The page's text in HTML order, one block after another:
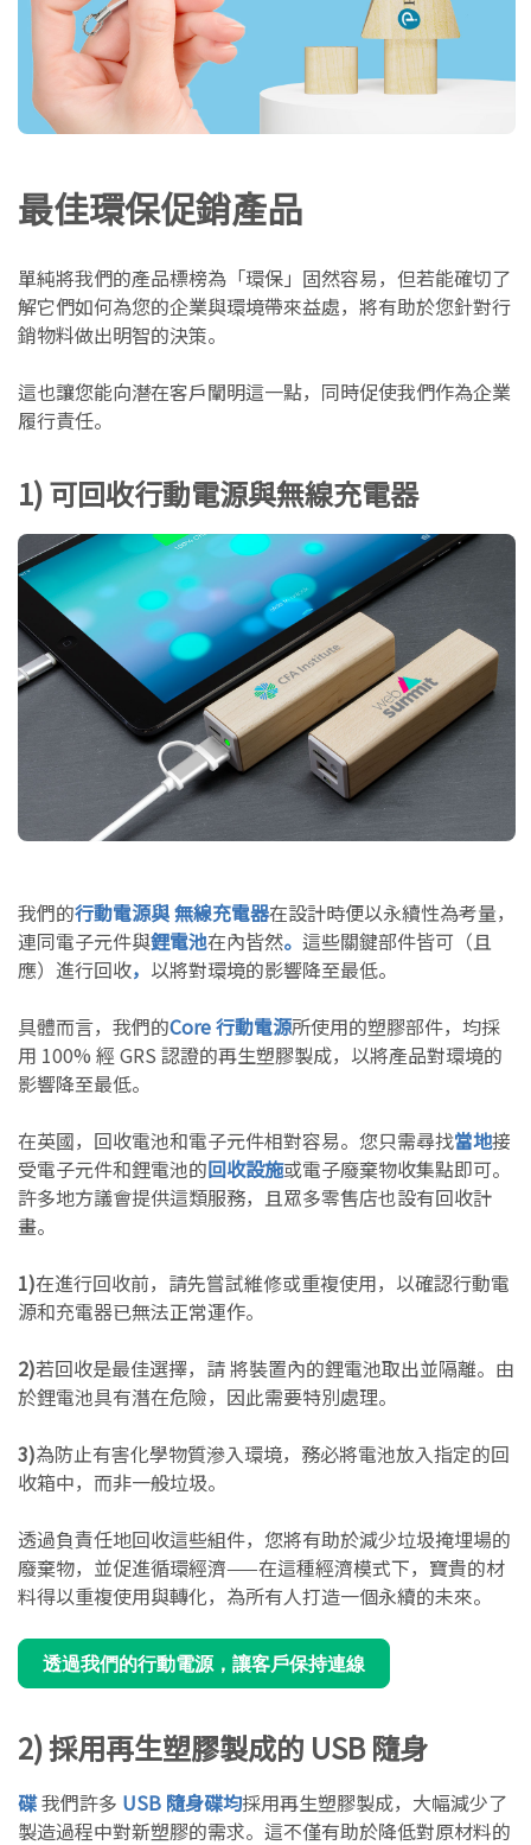
最佳環保促銷產品
單純將我們的產品標榜為「環保」固然容易，但若能確切了
解它們如何為您的企業與環境帶來益處，將有助於您針對行
銷物料做出明智的決策。
這也讓您能向潛在客戶闡明這一點，同時促使我們作為企業
履行責任。
1) 可回收行動電源與無線充電器
我們的行動電源與無線充電器在設計時便以永續性為考量，
連同電子元件與鋰電池在內皆然。 這些關鍵部件皆可（且
應）進行回收， 以將對環境的影響降至最低。
具體而言，我們的Core 行動電源所使用的塑膠部件，均採
用 100% 經 GRS 認證的再生塑膠製成，以將產品對環境的
影響降至最低。
在英國，回收電池和電子元件相對容易。您只需尋找當地接
受電子元件和鋰電池的回收設施或電子廢棄物收集點即可。
許多地方議會提供這類服務，且眾多零售店也設有回收計
畫。
1)在進行回收前，請先嘗試維修或重複使用，以確認行動電
源和充電器已無法正常運作。
2)若回收是最佳選擇，請 將裝置內的鋰電池取出並隔離。由
於鋰電池具有潛在危險，因此需要特別處理。
3)為防止有害化學物質滲入環境，務必將電池放入指定的回
收箱中，而非一般垃圾。
透過負責任地回收這些組件，您將有助於減少垃圾掩埋場的
廢棄物，並促進循環經濟——在這種經濟模式下，寶貴的材
料得以重複使用與轉化，為所有人打造一個永續的未來。
透過我們的行動電源，讓客戶保持連線
2) 採用再生塑膠製成的 USB 隨身
碟我們許多 USB 隨身碟均採用再生塑膠製成，大幅減少了
製造過程中對新塑膠的需求。這不僅有助於降低對原材料的